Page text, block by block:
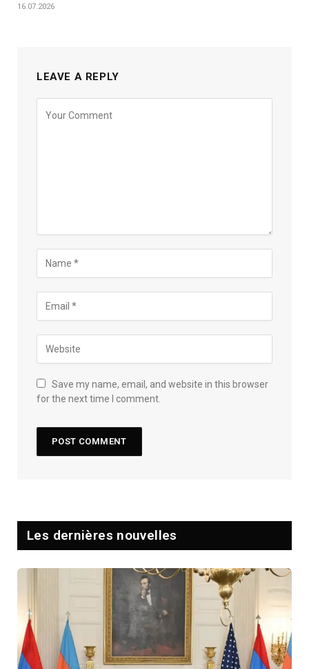
16.07.2026
LEAVE A REPLY
Save my name, email, and website in this browser
for the next time I comment.
Les dernières nouvelles